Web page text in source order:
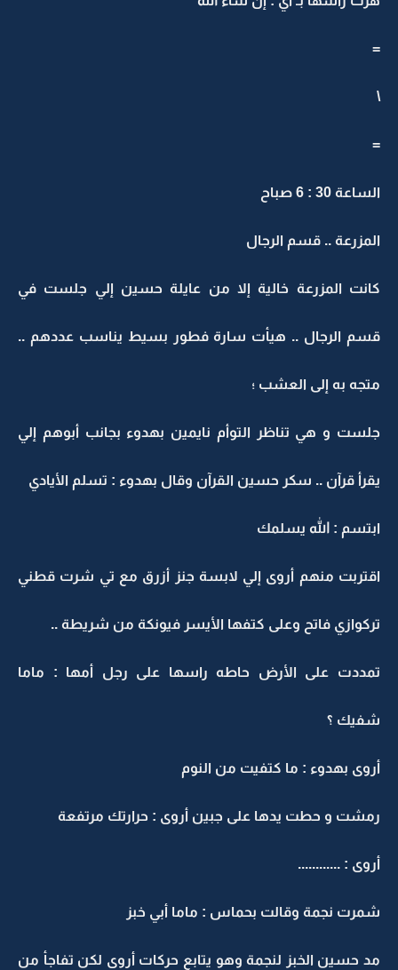
=
\
=
الساعة 30 : 6 صباح
المزرعة .. قسم الرجال
كانت المزرعة خالية إلا من عايلة حسين إلي جلست في
قسم الرجال .. هيأت سارة فطور بسيط يناسب عددهم ..
متجه به إلى العشب ؛
جلست و هي تناظر التوأم نايمين بهدوء بجانب أبوهم إلي
يقرأ قرآن .. سكر حسين القرآن وقال بهدوء : تسلم الأيادي
ابتسم : الله يسلمك
اقتربت منهم أروى إلي لابسة جنز أزرق مع تي شرت قطني
تركوازي فاتح وعلى كتفها الأيسر فيونكة من شريطة ..
تمددت على الأرض حاطه راسها على رجل أمها : ماما
شفيك ؟
أروى بهدوء : ما كتفيت من النوم
رمشت و حطت يدها على جبين أروى : حرارتك مرتفعة
أروى : ............
شمرت نجمة وقالت بحماس : ماما أبي خبز
مد حسين الخبز لنجمة وهو يتابع حركات أروى لكن تفاجأ من